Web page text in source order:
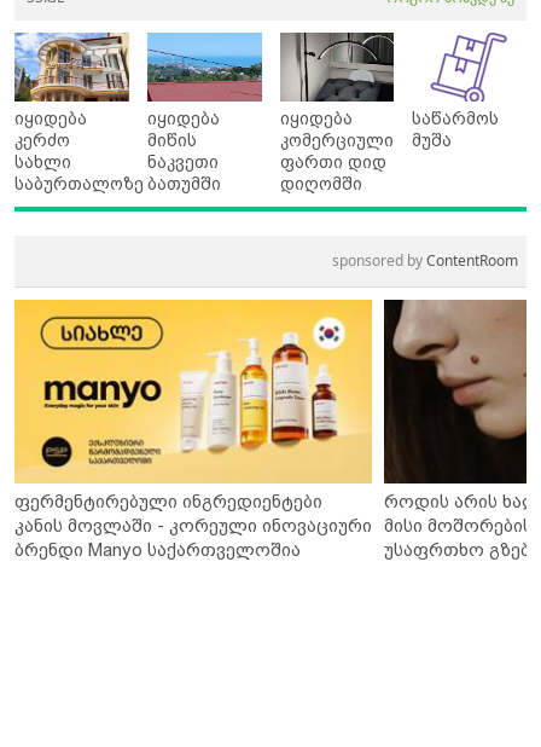
იყიდება
კერძო
სახლი
საბურთალოზე
იყიდება
მიწის
ნაკვეთი
ბათუმში
იყიდება
კომერციული
ფართი დიდ
დიღომში
საწარმოს
მუშა
sponsored byContentRoom
ფერმენტირებული ინგრედიენტები
კანის მოვლაში - კორეული ინოვაციური
ბრენდი Manyo საქართველოშია
როდის არის
მისი მოშორების
უსაფრთხო გზები